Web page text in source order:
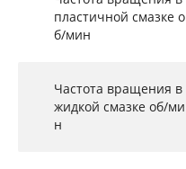
пластичной смазке о
б/мин
Частота вращения в
жидкой смазке об/ми
н